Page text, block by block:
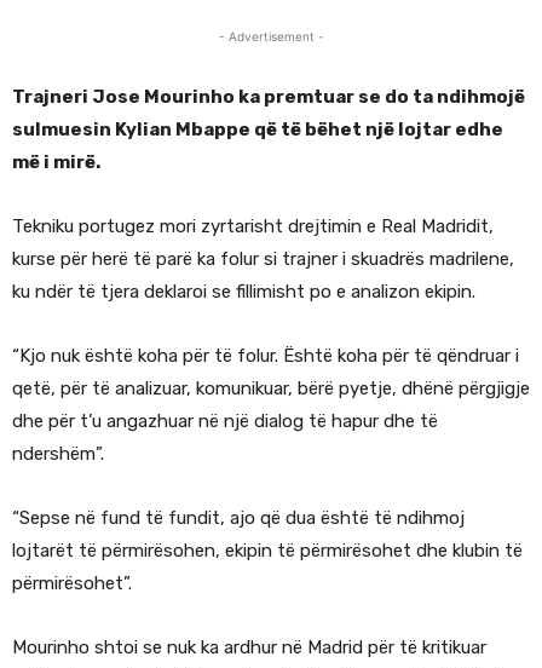
- Advertisement -
Trajneri Jose Mourinho ka premtuar se do ta ndihmojë
sulmuesin Kylian Mbappe që të bëhet një lojtar edhe
më i mirë.
Tekniku portugez mori zyrtarisht drejtimin e Real Madridit,
kurse për herë të parë ka folur si trajner i skuadrës madrilene,
ku ndër të tjera deklaroi se fillimisht po e analizon ekipin.
“Kjo nuk është koha për të folur. Është koha për të qëndruar i
qetë, për të analizuar, komunikuar, bërë pyetje, dhënë përgjigje
dhe për t’u angazhuar në një dialog të hapur dhe të
ndershëm”.
“Sepse në fund të fundit, ajo që dua është të ndihmoj
lojtarët të përmirësohen, ekipin të përmirësohet dhe klubin të
përmirësohet”.
Mourinho shtoi se nuk ka ardhur në Madrid për të kritikuar